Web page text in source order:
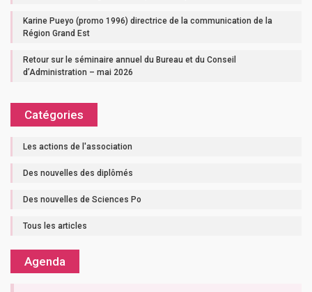
Karine Pueyo (promo 1996) directrice de la communication de la
Région Grand Est
Retour sur le séminaire annuel du Bureau et du Conseil
d’Administration – mai 2026
Catégories
Les actions de l'association
Des nouvelles des diplômés
Des nouvelles de Sciences Po
Tous les articles
Agenda